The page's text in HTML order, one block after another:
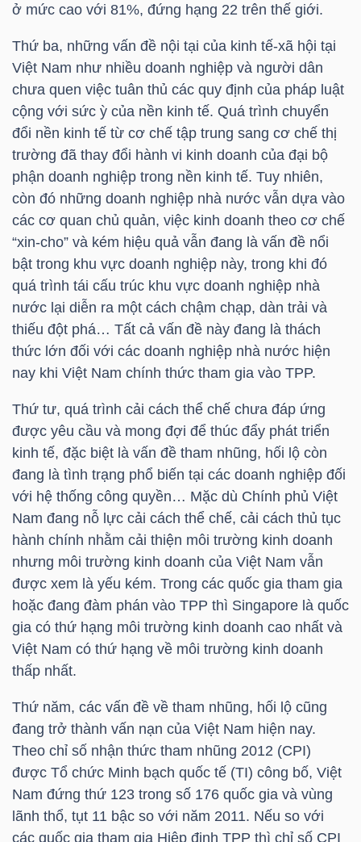
ở mức cao với 81%, đứng hạng 22 trên thế giới.
Thứ ba, những vấn đề nội tại của kinh tế-xã hội tại
Việt Nam như nhiều doanh nghiệp và người dân
chưa quen việc tuân thủ các quy định của pháp luật
cộng với sức ỳ của nền kinh tế. Quá trình chuyển
đổi nền kinh tế từ cơ chế tập trung sang cơ chế thị
trường đã thay đổi hành vi kinh doanh của đại bộ
phận doanh nghiệp trong nền kinh tế. Tuy nhiên,
còn đó những doanh nghiệp nhà nước vẫn dựa vào
các cơ quan chủ quản, việc kinh doanh theo cơ chế
“xin-cho” và kém hiệu quả vẫn đang là vấn đề nổi
bật trong khu vực doanh nghiệp này, trong khi đó
quá trình tái cấu trúc khu vực doanh nghiệp nhà
nước lại diễn ra một cách chậm chạp, dàn trải và
thiếu đột phá… Tất cả vấn đề này đang là thách
thức lớn đối với các doanh nghiệp nhà nước hiện
nay khi Việt Nam chính thức tham gia vào TPP.
Thứ tư, quá trình cải cách thể chế chưa đáp ứng
được yêu cầu và mong đợi để thúc đẩy phát triển
kinh tế, đặc biệt là vấn đề tham nhũng, hối lộ còn
đang là tình trạng phổ biến tại các doanh nghiệp đối
với hệ thống công quyền… Mặc dù Chính phủ Việt
Nam đang nỗ lực cải cách thể chế, cải cách thủ tục
hành chính nhằm cải thiện môi trường kinh doanh
nhưng môi trường kinh doanh của Việt Nam vẫn
được xem là yếu kém. Trong các quốc gia tham gia
hoặc đang đàm phán vào TPP thì Singapore là quốc
gia có thứ hạng môi trường kinh doanh cao nhất và
Việt Nam có thứ hạng về môi trường kinh doanh
thấp nhất.
Thứ năm, các vấn đề về tham nhũng, hối lộ cũng
đang trở thành vấn nạn của Việt Nam hiện nay.
Theo chỉ số nhận thức tham nhũng 2012 (CPI)
được Tổ chức Minh bạch quốc tế (TI) công bố, Việt
Nam đứng thứ 123 trong số 176 quốc gia và vùng
lãnh thổ, tụt 11 bậc so với năm 2011. Nếu so với
các quốc gia tham gia Hiệp định TPP thì chỉ số CPI
YẾU
TIÊU
DÙNG
THIẾT
YẾU
CHĂM
SÓC
KHỎE
TÀI
CHÍNH
CÔNG
NGHỆ
THÔNG
TIN
DỊCH
VỤ
TRUYỀN
THÔNG